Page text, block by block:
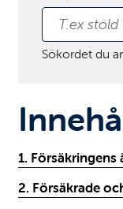
Sökordet du
1. Försäkringens
2. Försäkrade